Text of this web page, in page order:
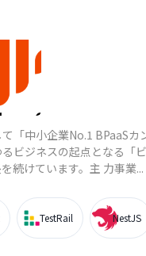
「中小企業No.1 BPaaSカ
ビジネスの起点となる「
続けています。主 力事業...
TestRail NestJS